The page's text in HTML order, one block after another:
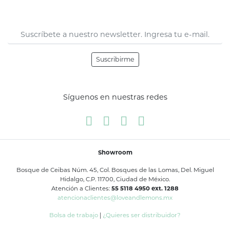
Suscribirme
Síguenos en nuestras redes
Showroom
Bosque de Ceibas Núm. 45, Col. Bosques de las Lomas, Del. Miguel
Hidalgo, C.P. 11700, Ciudad de México.
Atención a Clientes: 55 5118 4950 ext. 1288
atencionaclientes@loveandlemons.mx
Bolsa de trabajo ¿Quieres ser distribuidor?